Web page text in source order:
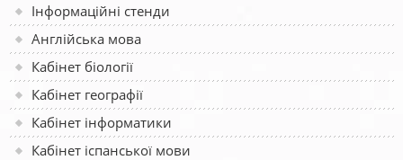
Інформаційні стенди
Англійська мова
Кабінет біології
Кабінет географії
Кабінет інформатики
Кабінет іспанської мови